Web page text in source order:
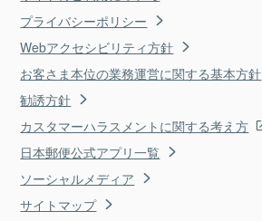
プライバシーポリシー
Webアクセシビリティ方針
お客さま本位の業務運営に関する基本方針
勧誘方針
カスタマーハラスメントに関する考え方
日本郵便公式アプリ一覧
ソーシャルメディア
サイトマップ